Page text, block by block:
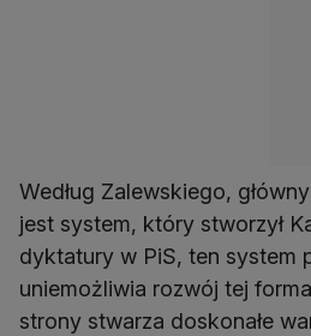
Według Zalewskiego,
jest system, który stworzył
dyktatury w PiS, ten system
uniemożliwia rozwój tej
strony stwarza doskonałe